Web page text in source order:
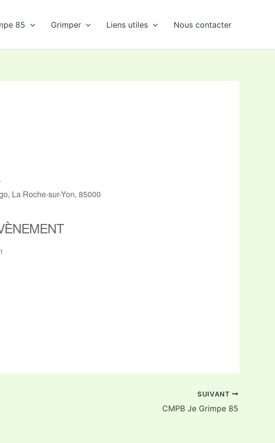
85 Grimper Liens utiles Nous contacter
La Roche-sur-Yon, 85000
SUIVANT
CMPB Je Grimpe 85